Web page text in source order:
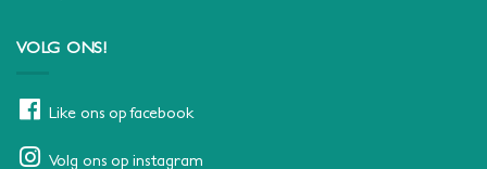
VOLG ONS!
Like ons op facebook
Volg ons op instagram